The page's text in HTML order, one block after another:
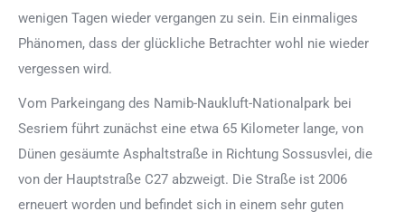
wenigen Tagen wieder vergangen zu sein. Ein einmaliges
Phänomen, dass der glückliche Betrachter wohl nie wieder
vergessen wird.
Vom Parkeingang des Namib-Naukluft-Nationalpark bei
Sesriem führt zunächst eine etwa 65 Kilometer lange, von
Dünen gesäumte Asphaltstraße in Richtung Sossusvlei, die
von der Hauptstraße C27 abzweigt. Die Straße ist 2006
erneuert worden und befindet sich in einem sehr guten